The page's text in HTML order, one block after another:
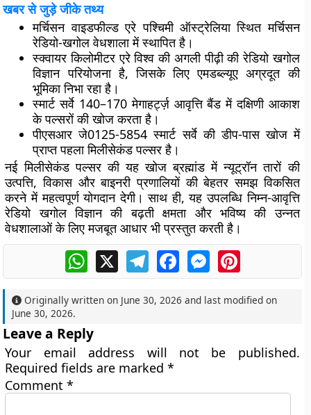
खबर से जुड़े जीके तथ्य
मर्चिसन वाइडफील्ड एरे पश्चिमी ऑस्ट्रेलिया स्थित मर्चिसन
रेडियो-खगोल वेधशाला में स्थापित है।
स्क्वायर किलोमीटर एरे विश्व की अगली पीढ़ी की रेडियो खगोल
विज्ञान परियोजना है, जिसके लिए एमडब्ल्यूए अग्रदूत की
भूमिका निभा रहा है।
स्मार्ट सर्वे 140–170 मेगाहर्ट्ज़ आवृत्ति बैंड में दक्षिणी आकाश
के पल्सरों की खोज करता है।
पीएसआर जे0125-5854 स्मार्ट सर्वे की डीप-पास खोज में
प्राप्त पहला मिलीसेकंड पल्सर है।
नई मिलीसेकंड पल्सर की यह खोज ब्रह्मांड में न्यूट्रॉन तारों की
उत्पत्ति, विकास और बाइनरी प्रणालियों की बेहतर समझ विकसित
करने में महत्वपूर्ण योगदान देगी। साथ ही, यह उपलब्धि निम्न-आवृत्ति
रेडियो खगोल विज्ञान की बढ़ती क्षमता और भविष्य की उन्नत
वेधशालाओं के लिए मजबूत आधार भी प्रस्तुत करती है।
WhatsApp
X TelegramFacebookMessengerPinterest
Originally written on June 30, 2026 and last modified on
June 30, 2026.
Leave a Reply
Your email address will not be published.
Required fields are marked*
Comment*